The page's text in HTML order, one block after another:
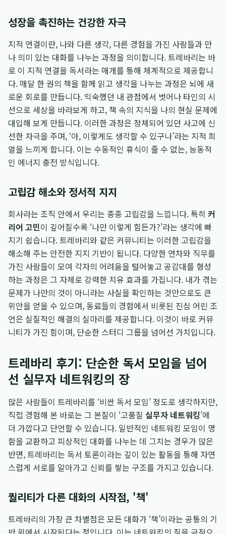
성장을 촉진하는 건강한 자극
지적 연결이란, 나와 다른 생각, 다른 경험을 가진 사람들과 만
나 의미 있는 대화를 나누는 과정을 의미합니다. 트레바리는 바
로 이 지적 연결을 독서라는 매개를 통해 체계적으로 제공합니
다. 매달 한 권의 책을 함께 읽고 생각을 나누는 과정은 뇌에 새
로운 회로를 만듭니다. 익숙했던 내 관점에서 벗어나 타인의 시
선으로 세상을 바라보게 하고, 책 속의 지식을 나의 현실 문제에
대입해 보게 만듭니다. 이러한 과정은 정체되어 있던 사고에 신
선한 자극을 주며, ‘아, 이렇게도 생각할 수 있구나’라는 지적 희
열을 느끼게 합니다. 이는 수동적인 휴식이 줄 수 없는, 능동적
인 에너지 충전 방식입니다.
고립감 해소와 정서적 지지
회사라는 조직 안에서 우리는 종종 고립감을 느낍니다. 특히 커
리어 고민이 깊어질수록 ‘나만 이렇게 힘든가?’라는 생각에 빠
지기 쉽습니다. 트레바리와 같은 커뮤니티는 이러한 고립감을
해소해 주는 안전한 지지 기반이 됩니다. 다양한 연차와 직무를
가진 사람들이 모여 각자의 어려움을 털어놓고 공감대를 형성
하는 과정은 그 자체로 강력한 치유 효과를 가집니다. 내가 겪는
문제가 나만의 것이 아니라는 사실을 확인하는 것만으로도 큰
위안을 얻을 수 있으며, 동료들의 경험에서 비롯된 진심 어린 조
언은 실질적인 해결의 실마리를 제공합니다. 이것이 바로 커뮤
니티가 가진 힘이며, 단순한 스터디 그룹을 넘어선 가치입니다.
트레바리 후기: 단순한 독서 모임을 넘어
선 실무자 네트워킹의 장
많은 사람들이 트레바리를 ‘비싼 독서 모임’ 정도로 생각하지만,
직접 경험해 본 바로는 그 본질이 ‘고품질 실무자 네트워킹’에
더 가깝다고 단언할 수 있습니다. 일반적인 네트워킹 모임이 명
함을 교환하고 피상적인 대화를 나누는 데 그치는 경우가 많은
반면, 트레바리는 독서 토론이라는 깊이 있는 활동을 통해 자연
스럽게 서로를 알아가고 신뢰를 쌓는 구조를 가지고 있습니다.
퀄리티가 다른 대화의 시작점, '책'
트레바리의 가장 큰 차별점은 모든 대화가 ‘책’이라는 공통의 기